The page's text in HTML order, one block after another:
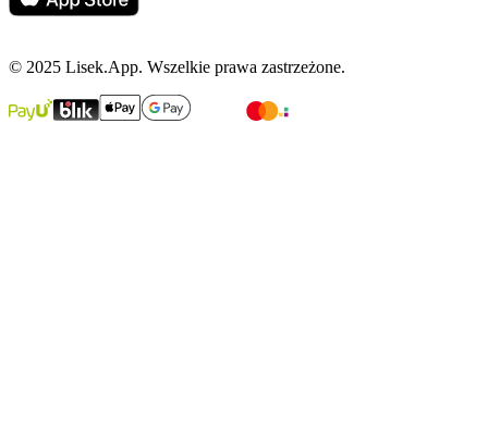
© 2025 Lisek.App. Wszelkie prawa zastrzeżone.